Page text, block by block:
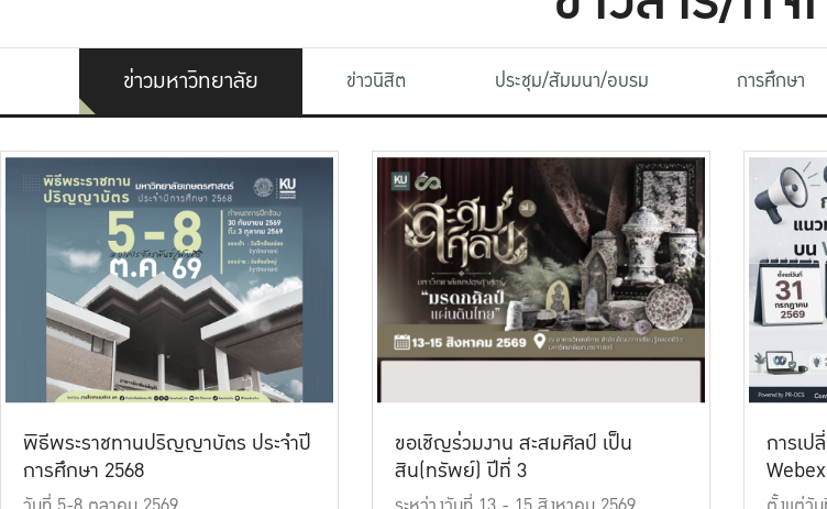
ข่าวมหาวิทยาลัย ข่าวนิสิต ประชุม/สัมมนา/อบรม การศึกษา
พิธีพระราชทานปริญญาบัตร ประจำปี
การศึกษา 2568
ขอเชิญร่วมงาน สะสมศิลป์ เป็น
สิน(ทรัพย์) ปีที่ 3
การเป